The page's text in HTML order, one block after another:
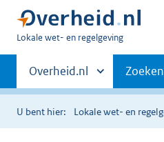
U
hier:
Lokale wet- en regelgeving
Primaire
navigatie
Andere
sites
binnen
Overheid.nl Zoeken
U bent hier: Lokale wet- en